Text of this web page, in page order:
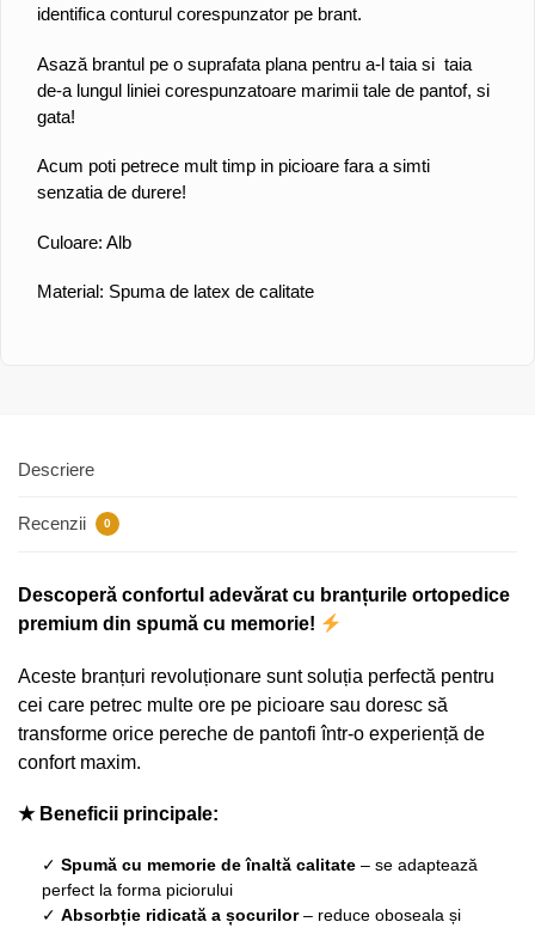
identifica conturul corespunzator pe brant.
Asază brantul pe o suprafata plana pentru a-l taia si taia
de-a lungul liniei corespunzatoare marimii tale de pantof, si
gata!
Acum poti petrece mult timp in picioare fara a simti
senzatia de durere!
Culoare: Alb
Material: Spuma de latex de calitate
Descriere
Recenzii 0
Descoperă confortul adevărat cu branțurile ortopedice
premium din spumă cu memorie!
Aceste branțuri revoluționare sunt soluția perfectă pentru
cei care petrec multe ore pe picioare sau doresc să
transforme orice pereche de pantofi într-o experiență de
confort maxim.
★ Beneficii principale:
✓ Spumă cu memorie de înaltă calitate – se adaptează
perfect la forma piciorului
✓ Absorbție ridicată a șocurilor– reduce oboseala și